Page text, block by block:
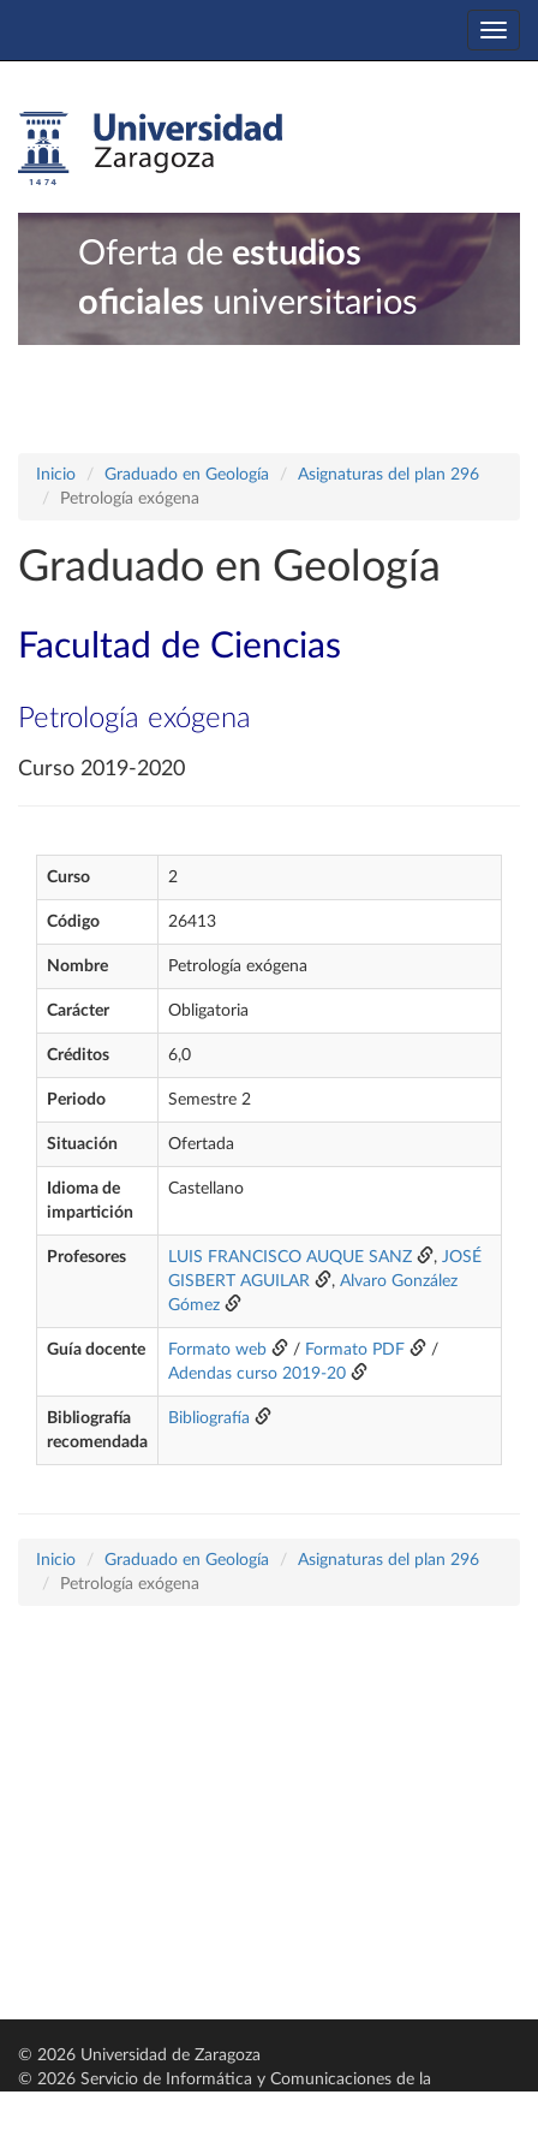
Oferta de estudios
oficiales universitarios
Inicio Graduado en Geología
Asignaturas del plan 296
Petrología exógena
Graduado en Geología
Facultad de Ciencias
Petrología exógena
Curso 2019-2020
Curso 2
Código 26413
Nombre Petrología exógena
Carácter Obligatoria
Créditos 6,0
Periodo Semestre 2
Situación Ofertada
Idioma de
impartición
Castellano
Profesores LUIS FRANCISCO AUQUE SANZ , JOSÉ
GISBERT AGUILAR
, Alvaro González
Gómez
Guía docente Formato web / Formato PDF
/
Adendas curso 2019-20
Bibliografía
recomendada
Bibliografía
Inicio Graduado en Geología
Asignaturas del plan 296
Petrología exógena
© 2026 Universidad de Zaragoza
© 2026 Servicio de Informática y Comunicaciones de la